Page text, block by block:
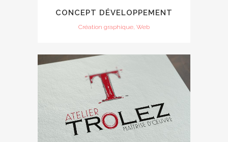
CONCEPT DÉVELOPPEMENT
Création graphique, Web